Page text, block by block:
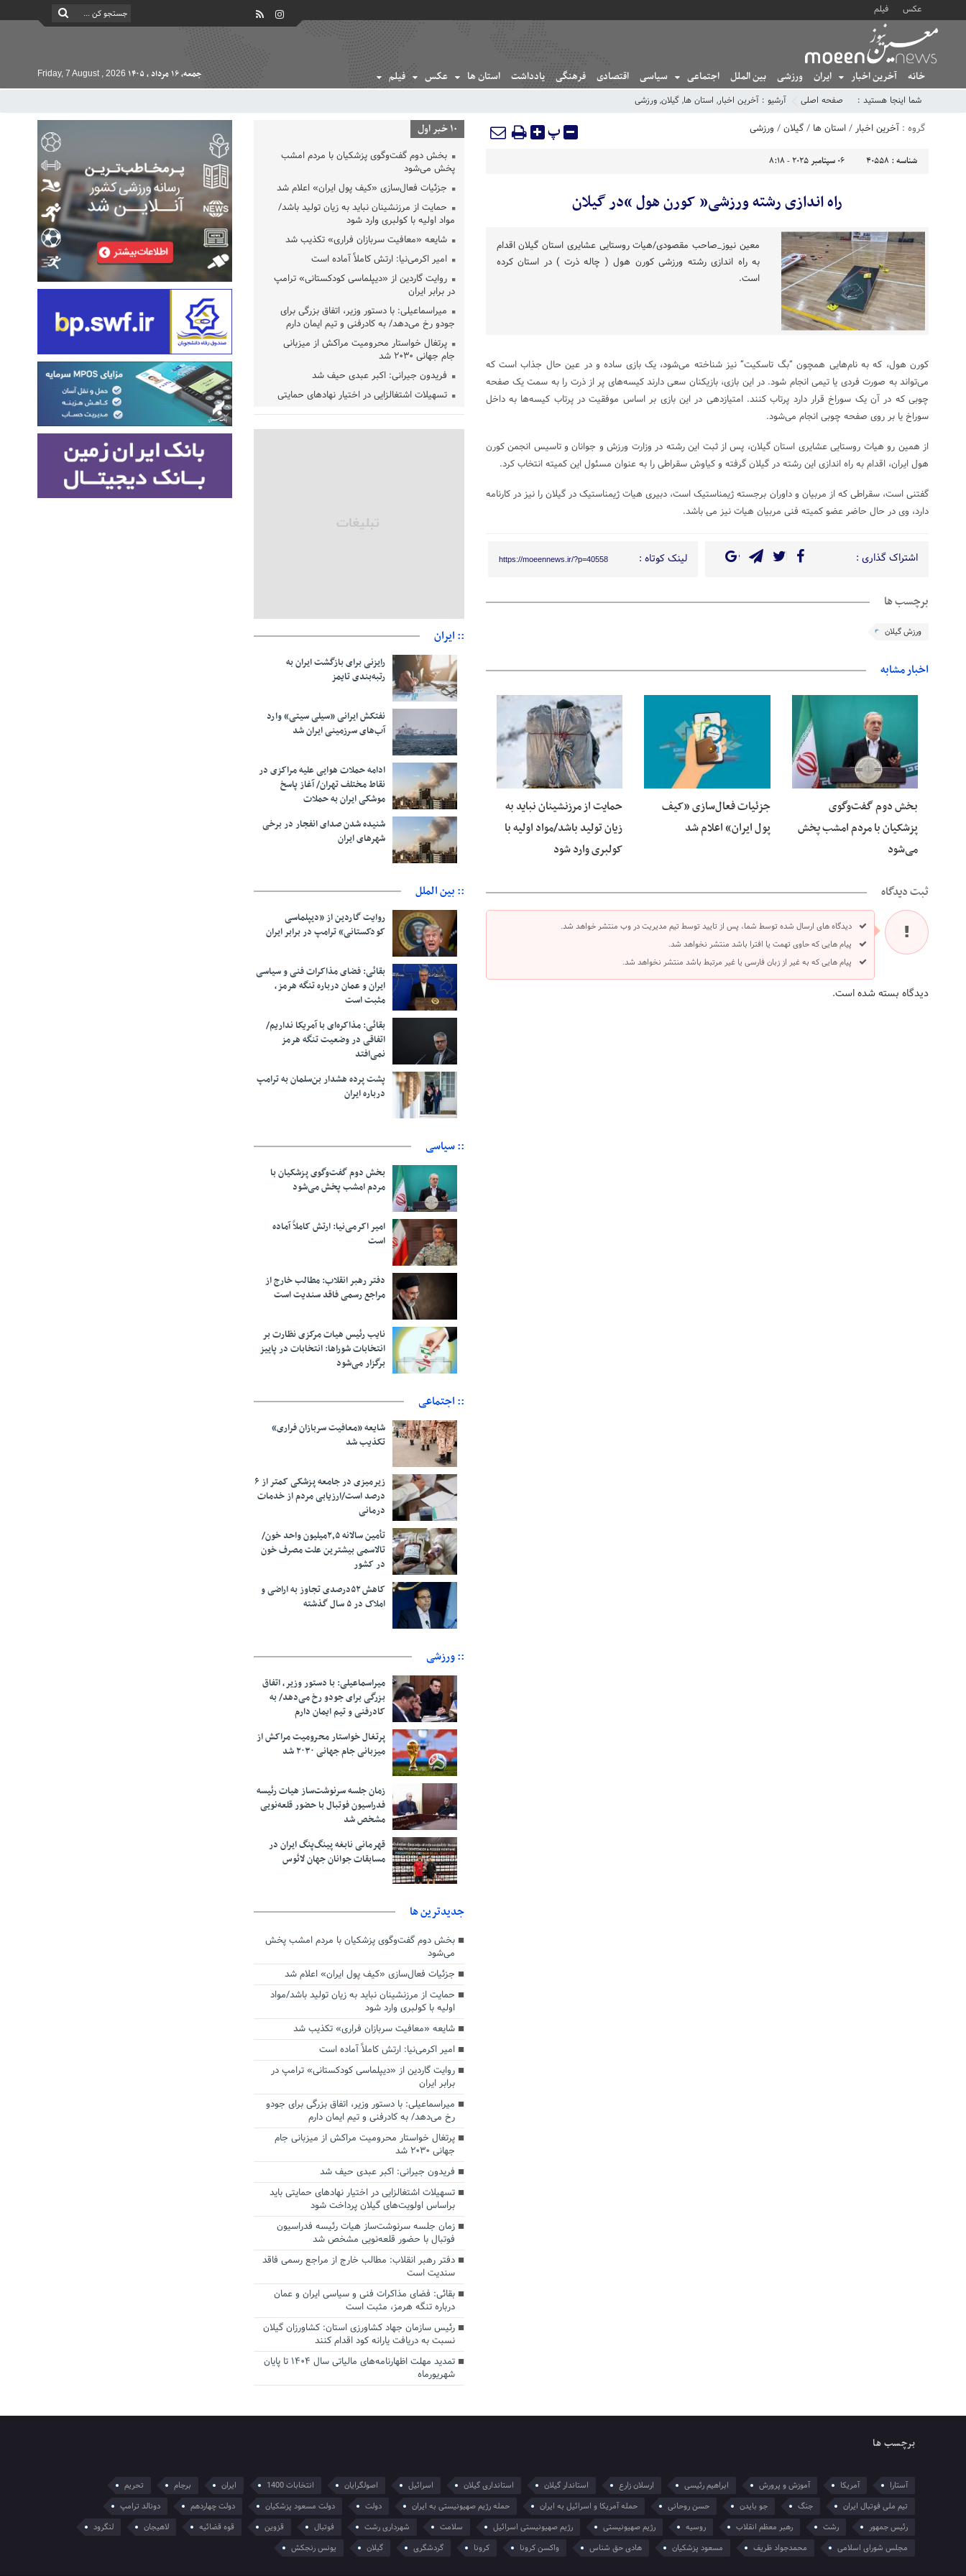
عکس فیلم
خانه آخرین اخبار ایران ورزشی بین الملل اجتماعی سیاسی اقتصادی فرهنگی یادداشت استان ها عکس فیلم جمعه, ۱۶ مرداد , ۱۴۰۵ Friday, 7 August , 2026
شما اینجا هستید : صفحه اصلی آرشیو : آخرین اخبار, استان ها, گیلان, ورزشی
گروه : آخرین اخبار/استان ها /گیلان/ ورزشی پ
شناسه : 40558 06 سپتامبر 2025 - 8:18
راه اندازی رشته ورزشی” کورن هول “در گیلان
معین نیوز_صاحب مقصودی/هیات روستایی عشایری استان گیلان اقدام
به راه اندازی رشته ورزشی کورن هول ( چاله ذرت ) در استان کرده
است.
کورن هول، که به نام‌هایی همچون “بگ تاسکیت” نیز شناخته می‌شود، یک بازی ساده و در عین حال جذاب است که
می‌تواند به صورت فردی یا تیمی انجام شود. در این بازی، بازیکنان سعی دارند کیسه‌های پر از ذرت را به سمت یک صفحه
چوبی که در آن یک سوراخ قرار دارد پرتاب کنند. امتیازدهی در این بازی بر اساس موفقیت در پرتاب کیسه‌ها به داخل
سوراخ یا بر روی صفحه چوبی انجام می‌شود.
از همین رو هیات روستایی عشایری استان گیلان، پس از ثبت این رشته در وزارت ورزش و جوانان و تاسیس انجمن کورن
هول ایران، اقدام به راه اندازی این رشته در گیلان گرفته و کیاوش سقراطی را به عنوان مسئول این کمیته انتخاب کرد.
گفتنی است، سقراطی که از مربیان و داوران برجسته ژیمناستیک است، دبیری هیات ژیمناستیک در گیلان را نیز در کارنامه
دارد، وی در حال حاضر عضو کمیته فنی مربیان هیات نیز می باشد.
اشتراک گذاری : لینک کوتاه : https://moeennews.ir/?p=40558
برچسب ها
ورزش گیلان
اخبار مشابه
بخش دوم گفت‌وگوی
پزشکیان با مردم امشب پخش
می‌شود
جزئیات فعال‌سازی «کیف
پول ایران» اعلام شد
حمایت از مرزنشینان نباید به
زیان تولید باشد/مواد اولیه با
کولبری وارد شود
ثبت دیدگاه
دیدگاه های ارسال شده توسط شما، پس از تایید توسط تیم مدیریت در وب منتشر خواهد شد.
پیام هایی که حاوی تهمت یا افترا باشد منتشر نخواهد شد.
پیام هایی که به غیر از زبان فارسی یا غیر مرتبط باشد منتشر نخواهد شد.
دیدگاه بسته شده است.
10 خبر اول
بخش دوم گفت‌وگوی پزشکیان با مردم امشب
پخش می‌شود
جزئیات فعال‌سازی «کیف پول ایران» اعلام شد
حمایت از مرزنشینان نباید به زیان تولید باشد/
مواد اولیه با کولبری وارد شود
شایعه «معافیت سربازان فراری» تکذیب شد
امیر اکرمی‌نیا: ارتش کاملاً آماده است
روایت گاردین از «دیپلماسی کودکستانی» ترامپ
در برابر ایران
میراسماعیلی: با دستور وزیر، اتفاق بزرگی برای
جودو رخ می‌دهد/ به کادرفنی و تیم ایمان دارم
پرتغال خواستار محرومیت مراکش از میزبانی
جام جهانی ۲۰۳۰ شد
فریدون جیرانی: اکبر عبدی حیف شد
تسهیلات اشتغالزایی در اختیار نهادهای حمایتی
زمان جلسه سرنوشت‌ساز هیات رئیسه
رئیس سازمان جهاد کشاورزی استان: کشاورزان
:: ایران
رایزنی برای بازگشت ایران به
رتبه‌بندی تایمز
نفتکش ایرانی «سیلی سیتی» وارد
آب‌های سرزمینی ایران شد
ادامه حملات هوایی علیه مراکزی در
نقاط مختلف تهران/ آغاز پاسخ
موشکی ایران به حملات
شنیده شدن صدای انفجار در برخی
شهرهای ایران
:: بین الملل
روایت گاردین از «دیپلماسی
کودکستانی» ترامپ در برابر ایران
بقائی: فضای مذاکرات فنی و سیاسی
ایران و عمان درباره تنگه هرمز،
مثبت است
بقائی: مذاکره‌ای با آمریکا نداریم/
اتفاقی در وضعیت تنگه هرمز
نمی‌افتد
پشت پرده هشدار بن‌سلمان به ترامپ
درباره ایران
:: سیاسی
بخش دوم گفت‌وگوی پزشکیان با
مردم امشب پخش می‌شود
امیر اکرمی‌نیا: ارتش کاملاً آماده
است
دفتر رهبر انقلاب: مطالب خارج از
مراجع رسمی فاقد سندیت است
نایب رئیس هیات مرکزی نظارت بر
انتخابات شوراها: انتخابات در پاییز
برگزار می‌شود
:: اجتماعی
شایعه «معافیت سربازان فراری»
تکذیب شد
زیرمیزی در جامعه پزشکی کمتر از ۶
درصد است/ارزیابی مردم از خدمات
درمانی
تأمین سالانه ۲٫۵میلیون واحد خون/
تالاسمی بیشترین علت مصرف‌ خون
در کشور
کاهش ۵۲درصدی تجاوز به اراضی و
املاک در ۵ سال گذشته
:: ورزشی
میراسماعیلی: با دستور وزیر، اتفاق
بزرگی برای جودو رخ می‌دهد/ به
کادرفنی و تیم ایمان دارم
پرتغال خواستار محرومیت مراکش از
میزبانی جام جهانی ۲۰۳۰ شد
زمان جلسه سرنوشت‌ساز هیات رئیسه
فدراسیون فوتبال با حضور قلعه‌نویی
مشخص شد
قهرمانی نابغه پینگ‌پنگ ایران در
مسابقات جوانان جهان لائوس
جديدترين ها
بخش دوم گفت‌وگوی پزشکیان با مردم امشب پخش
می‌شود
جزئیات فعال‌سازی «کیف پول ایران» اعلام شد
حمایت از مرزنشینان نباید به زیان تولید باشد/مواد
اولیه با کولبری وارد شود
شایعه «معافیت سربازان فراری» تکذیب شد
امیر اکرمی‌نیا: ارتش کاملاً آماده است
روایت گاردین از «دیپلماسی کودکستانی» ترامپ در
برابر ایران
میراسماعیلی: با دستور وزیر، اتفاق بزرگی برای جودو
رخ می‌دهد/ به کادرفنی و تیم ایمان دارم
پرتغال خواستار محرومیت مراکش از میزبانی جام
جهانی ۲۰۳۰ شد
فریدون جیرانی: اکبر عبدی حیف شد
تسهیلات اشتغالزایی در اختیار نهادهای حمایتی باید
براساس اولویت‌های گیلان پرداخت شود
زمان جلسه سرنوشت‌ساز هیات رئیسه فدراسیون
فوتبال با حضور قلعه‌نویی مشخص شد
دفتر رهبر انقلاب: مطالب خارج از مراجع رسمی فاقد
سندیت است
بقائی: فضای مذاکرات فنی و سیاسی ایران و عمان
درباره تنگه هرمز، مثبت است
رئیس سازمان جهاد کشاورزی استان: کشاورزان گیلان
نسبت به دریافت یارانه کود اقدام کنند
تمدید مهلت اظهارنامه‌های مالیاتی سال ۱۴۰۴ تا پایان
شهریورماه
برچسب ها
آستارا آمریکا آموزش و پرورش ابراهیم رئیسی ارسلان زارع استاندار گیلان استانداری گیلان اسرائیل اصولگرایان انتخابات 1400 ایران برجام
تحریم
تیم ملی فوتبال ایران
جنگ جو بایدن حسن روحانی حمله آمریکا و اسرائیل به ایران حمله رژیم صهیونیستی به ایران دولت دولت مسعود پزشکیان دولت چهاردهم
دونالد ترامپ
رئیس جمهور
رشت رهبر معظم انقلاب روسیه رژیم صهیونیستی رژیم صهیونیستی اسرائیل سلامت شهرداری رشت فوتبال قزوین قوه قضائیه لاهیجان
لنگرود
مجلس شورای اسلامی
محمدجواد ظریف مسعود پزشکیان هادی حق شناس واکسن کرونا کرونا گردشگری گیلان یونس رنجکش